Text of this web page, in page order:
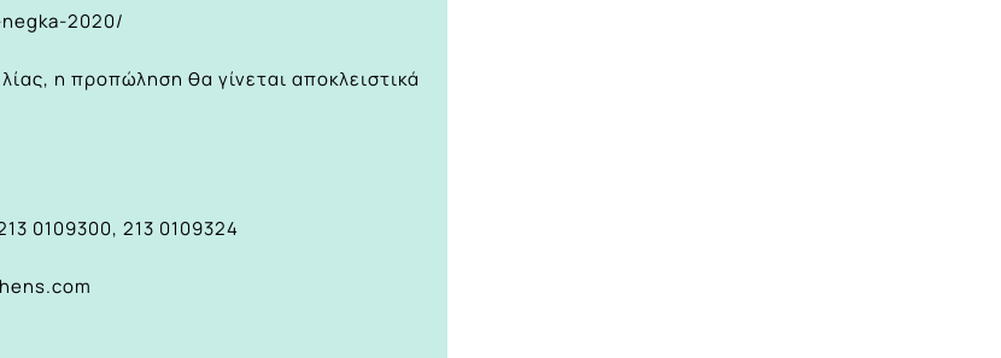
2020/
η προπώληση θα γίνεται αποκλειστικά
0109300, 213 0109324